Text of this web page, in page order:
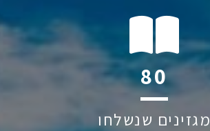
120
מגזינים שנשלחו